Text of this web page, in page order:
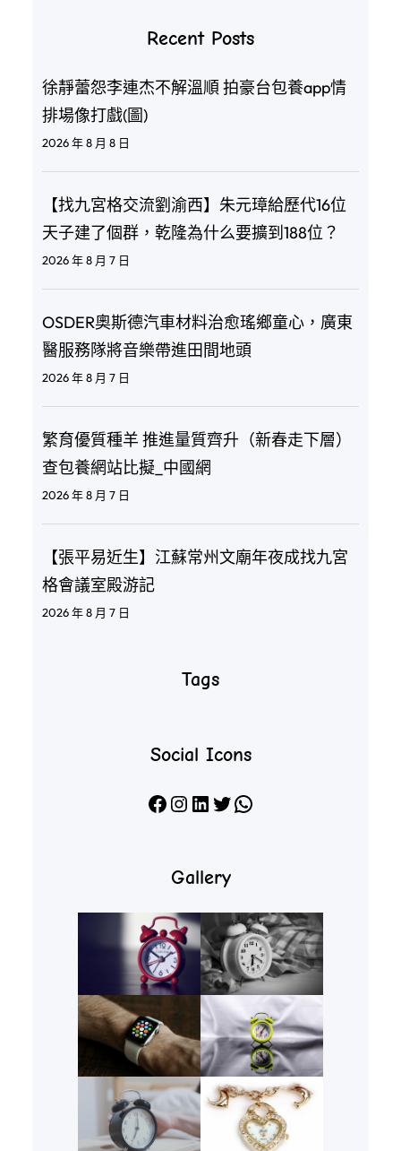
Recent Posts
徐靜蕾怨李連杰不解溫順 拍豪台包養app情
排場像打戲(圖)
2026 年 8 月 8 日
【找九宮格交流劉渝西】朱元璋給歷代16位
天子建了個群，乾隆為什么要擴到188位？
2026 年 8 月 7 日
OSDER奧斯德汽車材料治愈瑤鄉童心，廣東
醫服務隊將音樂帶進田間地頭
2026 年 8 月 7 日
繁育優質種羊 推進量質齊升（新春走下層）
查包養網站比擬_中國網
2026 年 8 月 7 日
【張平易近生】江蘇常州文廟年夜成找九宮
格會議室殿游記
2026 年 8 月 7 日
Tags
Social Icons
Facebook Instagram LinkedIn X WhatsApp
Gallery